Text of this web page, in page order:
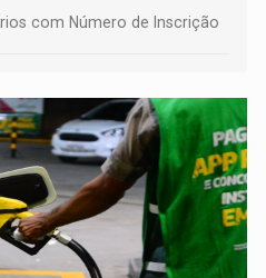
com Número de Inscrição